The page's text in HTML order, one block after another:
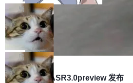
x / Harmony PC curl -fsSL https://
r.org/solon...
不断累积，代码仓中的模块关系、接口
务逻辑等关键信息往往分散于数十乃至
件之中，形成高度复杂的知识关联网络
代码检索手段（如关键词匹配、目录遍历
在语法层面完成文本定位，难以触及代码
内涵与结构关联，导致开发者使用代码智
理解大规模代码仓时面临显著"代码仓理解
名90后算法工程师王某，为了给自己接
服务器空间，删光了公司AI游戏部门的
数据。 王某2024年1月入职东城区某科技
短剧部门，有互联网大厂背景。在公司内
调整期间，部门三次通知全员将数据从A
移到B集群，王某都回复了"收到"。 他没
数据。2024年9月3日下午4点，他使用此
局
Cloudflare 分享推理优化实践：KV ca
che 量化 + 权重压缩，吞吐量提升 4
1%，成本降 30%
Kimi 和 GLM 是当前最强的大模型系列之
它们有一个共同的问题：太吃显存了。
的 Kimi K 系列和智谱的 GLM 都是长上
oE 架构的大模型，好用到让人上瘾，但
局
腾讯混元 Hy ASR3.0preview 发布